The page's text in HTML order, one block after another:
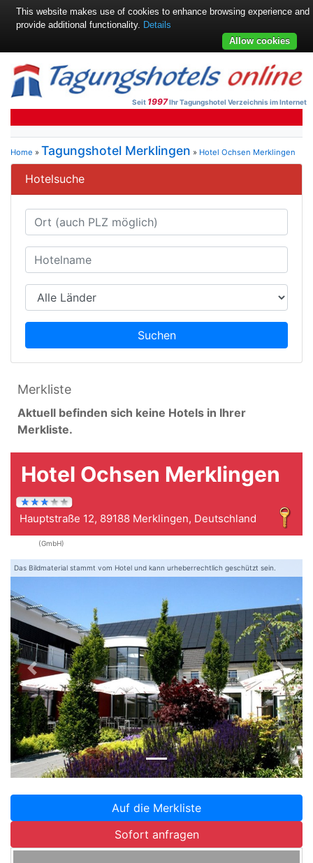
Seit 1997Ihr Tagungshotel Verzeichnis im Internet
Home » Tagungshotel Merklingen » Hotel Ochsen Merklingen
Hotelsuche
Suchen
Merkliste
Aktuell befinden sich keine Hotels in Ihrer
Merkliste.
Hotel Ochsen Merklingen
Hauptstraße 12, 89188 Merklingen, Deutschland
(GmbH)
Das Bildmaterial stammt vom Hotel und kann urheberrechtlich geschützt sein.
Zurück
Auf die Merkliste
Sofort anfragen
This website makes use of cookies to enhance browsing experience and
provide additional functionality. Details
Allow cookies